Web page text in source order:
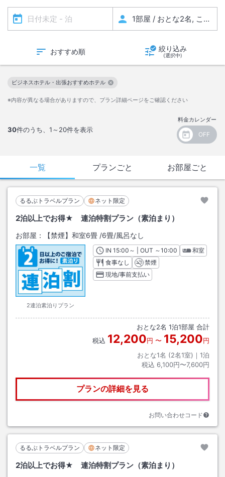
おすすめ順 絞り込み
(選択中)
30件のうち、 1～20件を表示
料金カレンダー
ビジネスホテル・出張おすすめホテル
この絞り込み条件を解除
※内容が異なる場合がありますので、プラン詳細ページをご確認ください
一覧 プランごと お部屋ごと
るるぶトラベルプラン ネット限定
2泊以上でお得★ 連泊特割プラン（素泊まり）
お部屋： 【禁煙】和室6畳 /6畳/風呂なし
2連泊素泊りプラン
INチェックイン
15:00 ～ | OUT チェックアウト
～10:00
和室
食事なし
禁煙
現地/事前支払い
おとな2名 1泊1部屋 合計
税込 12,200円 〜 15,200円
おとな1名 (2名1室)｜ 1泊
税込 6,100円〜7,600円
プランの詳細を見る
お問い合わせコード
るるぶトラベルプラン ネット限定
2泊以上でお得★ 連泊特割プラン（素泊まり）